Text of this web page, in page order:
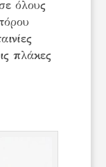
όλους
πλάκες